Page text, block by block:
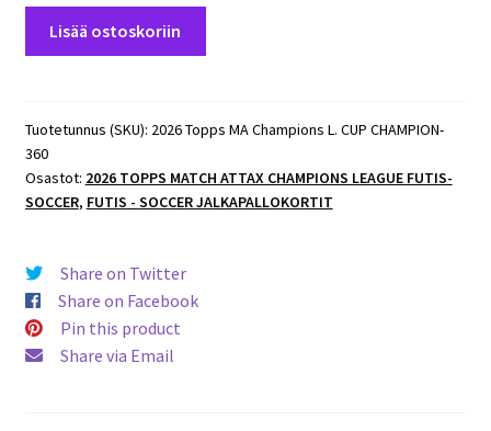
L.
CUP
CHAMPION
#360
Del
Piero
(Juventus)
määrä
Lisää ostoskoriin
Tuotetunnus (SKU): 2026 Topps MA Champions L. CUP CHAMPION-
360
Osastot: 2026 TOPPS MATCH ATTAX CHAMPIONS LEAGUE FUTIS-
SOCCER, FUTIS - SOCCER JALKAPALLOKORTIT
Share on Twitter
Share on Facebook
Pin this product
Share via Email